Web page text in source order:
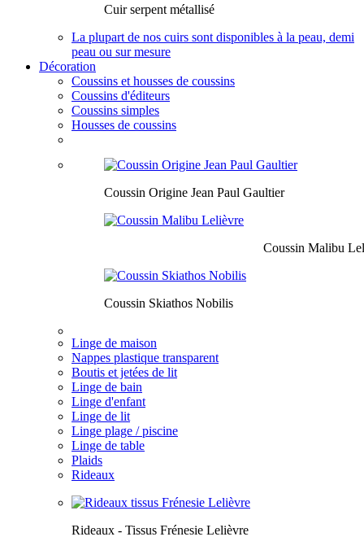
Cuir serpent métallisé
La plupart de nos cuirs sont disponibles à la peau, demi
peau ou sur mesure
Décoration
Coussins et housses de coussins
Coussins d'éditeurs
Coussins simples
Housses de coussins
Coussin Origine Jean Paul Gaultier
Coussin Malibu
Coussin Skiathos Nobilis
Linge de maison
Nappes plastique transparent
Boutis et jetées de lit
Linge de bain
Linge d'enfant
Linge de lit
Linge plage / piscine
Linge de table
Plaids
Rideaux
Rideaux - Tissus Frénesie Lelièvre